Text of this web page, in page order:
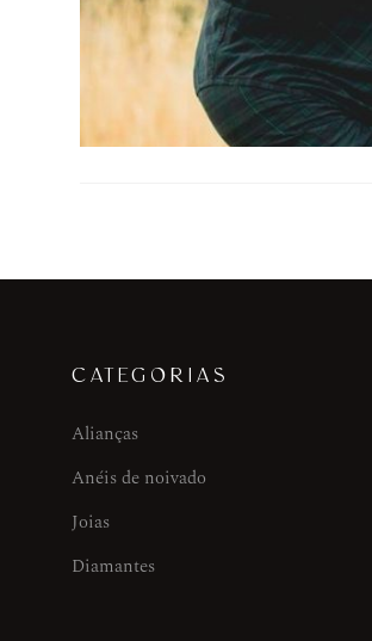
CATEGORIAS
Alianças
Anéis de noivado
Joias
Diamantes